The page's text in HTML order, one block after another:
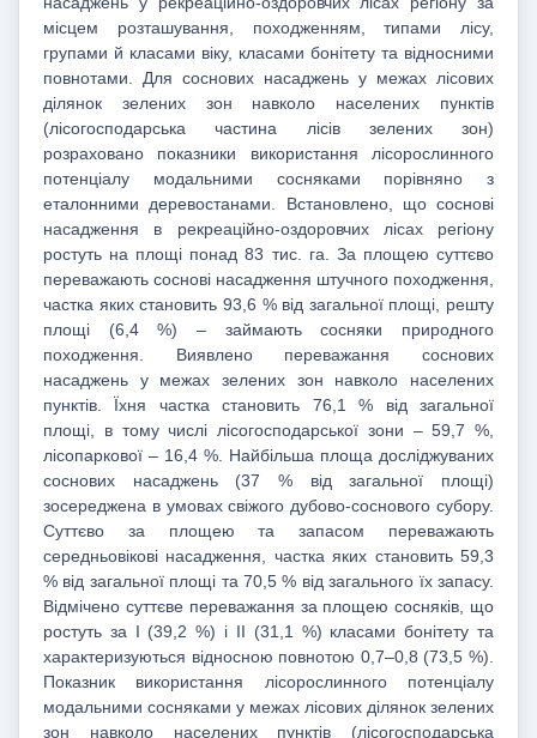
місцем розташування, походженням, типами лісу,
групами й класами віку, класами бонітету та відносними
повнотами. Для соснових насаджень у межах лісових
ділянок зелених зон навколо населених пунктів
(лісогосподарська частина лісів зелених зон)
розраховано показники використання лісорослинного
потенціалу модальними сосняками порівняно з
еталонними деревостанами. Встановлено, що соснові
насадження в рекреаційно-оздоровчих лісах регіону
ростуть на площі понад 83 тис. га. За площею суттєво
переважають соснові насадження штучного походження,
частка яких становить 93,6 % від загальної площі, решту
площі (6,4 %) – займають сосняки природного
походження. Виявлено переважання соснових
насаджень у межах зелених зон навколо населених
пунктів. Їхня частка становить 76,1 % від загальної
площі, в тому числі лісогосподарської зони – 59,7 %,
лісопаркової – 16,4 %. Найбільша площа досліджуваних
соснових насаджень (37 % від загальної площі)
зосереджена в умовах свіжого дубово-соснового субору.
Суттєво за площею та запасом переважають
середньовікові насадження, частка яких становить 59,3
% від загальної площі та 70,5 % від загального їх запасу.
Відмічено суттєве переважання за площею сосняків, що
ростуть за І (39,2 %) і II (31,1 %) класами бонітету та
характеризуються відносною повнотою 0,7–0,8 (73,5 %).
Показник використання лісорослинного потенціалу
модальними сосняками у межах лісових ділянок зелених
зон навколо населених пунктів (лісогосподарська